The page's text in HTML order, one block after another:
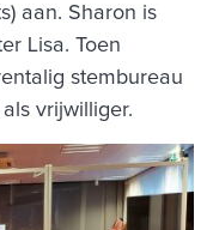
aan. Sharon is
Lisa. Toen
stembureau
vrijwilliger.